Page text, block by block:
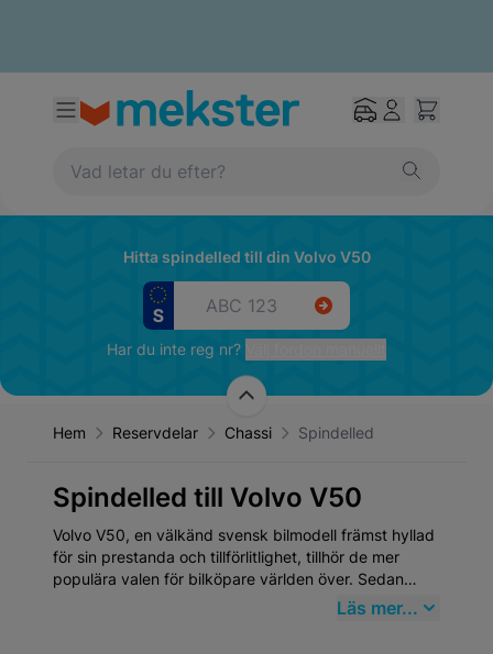
Hitta spindelled till din Volvo V50
Har du inte reg nr?
Hem Reservdelar Chassi Spindelled
Spindelled till Volvo V50
Volvo V50, en välkänd svensk bilmodell främst hyllad
för sin prestanda och tillförlitlighet, tillhör de mer
populära valen för bilköpare världen över. Sedan
dess introduktion har Volvo V50 etablerat sig som en
Läs mer...